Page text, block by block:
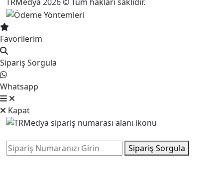
Favorilerim
Sipariş Sorgula
Whatsapp
Kapat
Sipariş Sorgula